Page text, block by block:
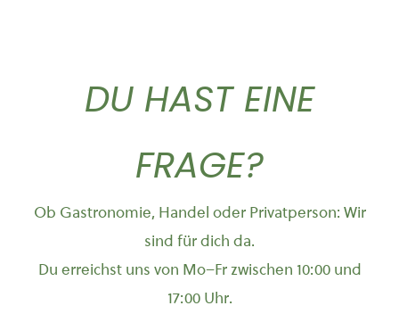
auf
werden
DU HAST EINE
FRAGE?
Ob Gastronomie, Handel oder Privatperson: Wir
sind für dich da.
Du erreichst uns von Mo–Fr zwischen 10:00 und
17:00 Uhr.